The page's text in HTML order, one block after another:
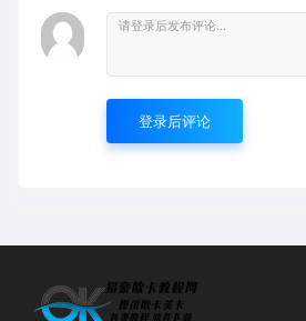
登录后评论